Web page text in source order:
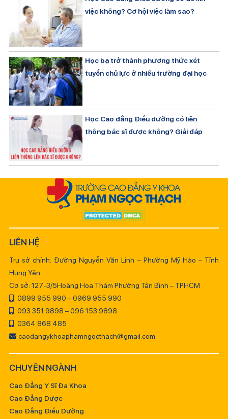
việc không? Cơ hội việc làm sao?
Học bạ trở thành phương thức xét
tuyển chủ lực ở nhiều trường đại học
Học Cao đẳng Điều dưỡng có liên
thông bác sĩ được không? Giải đáp
LIÊN HỆ
Trụ sở chính: Đường Nguyễn Văn Linh – Phường Mỹ Hào – Tỉnh
Hưng Yên
Cơ sở: 127-3/5Hoàng Hoa Thám Phường Tân Bình – TPHCM
0899 955 990 – 0969 955 990
093 351 9898 – 096 153 9898
0364 868 485
caodangykhoaphamngocthach@gmail.com
CHUYÊN NGÀNH
Cao Đẳng Y Sĩ Đa Khoa
Cao Đẳng Dược
Cao Đẳng Điều Dưỡng